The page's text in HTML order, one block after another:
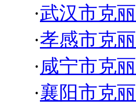
·武汉市克
·孝感市克
·咸宁市克
·襄阳市克